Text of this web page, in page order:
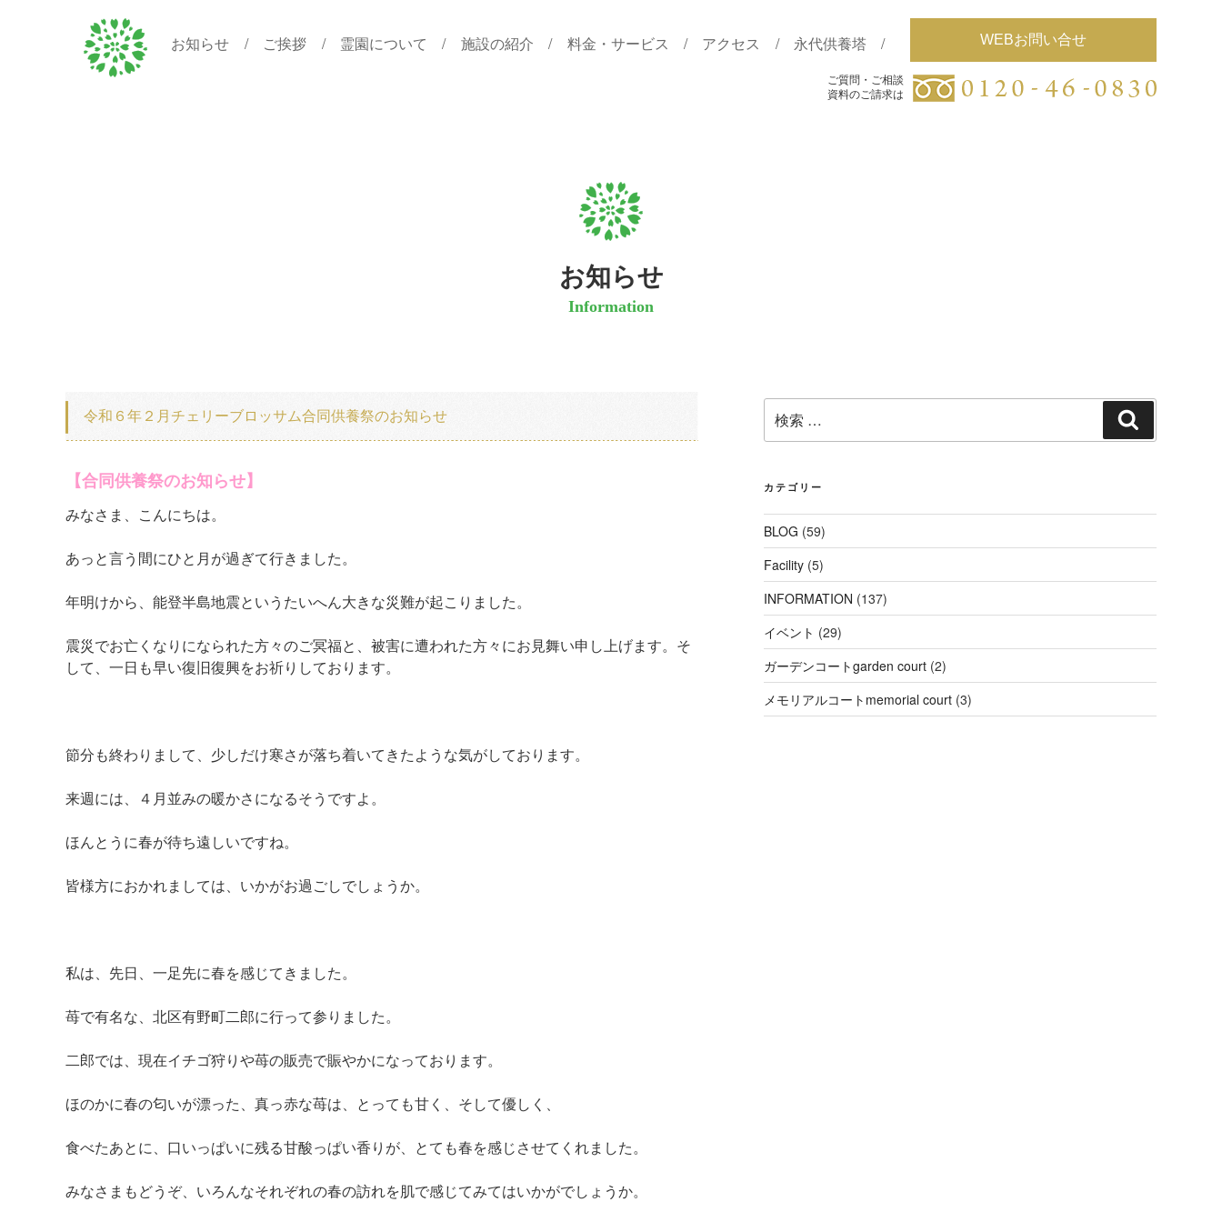
お知らせ ご挨拶 霊園について 施設の紹介 料金・サービス アクセス 永代供養塔 WEBお問い合せ
ご質問・ご相談
資料のご請求は
ご質問・ご相談
資料のご請求は
お知らせ
Information
令和６年２月チェリーブロッサム合同供養祭のお知らせ
【合同供養祭のお知らせ】
みなさま、こんにちは。
あっと言う間にひと月が過ぎて行きました。
年明けから、能登半島地震というたいへん大きな災難が起こりました。
震災でお亡くなりになられた方々のご冥福と、被害に遭われた方々にお見舞い申し上げます。そ
して、一日も早い復旧復興をお祈りしております。
節分も終わりまして、少しだけ寒さが落ち着いてきたような気がしております。
来週には、４月並みの暖かさになるそうですよ。
ほんとうに春が待ち遠しいですね。
皆様方におかれましては、いかがお過ごしでしょうか。
私は、先日、一足先に春を感じてきました。
苺で有名な、北区有野町二郎に行って参りました。
二郎では、現在イチゴ狩りや苺の販売で賑やかになっております。
ほのかに春の匂いが漂った、真っ赤な苺は、とっても甘く、そして優しく、
食べたあとに、口いっぱいに残る甘酸っぱい香りが、とても春を感じさせてくれました。
みなさまもどうぞ、いろんなそれぞれの春の訪れを肌で感じてみてはいかがでしょうか。
索:
索
カテゴリー
BLOG (59)
Facility (5)
INFORMATION (137)
イベント (29)
ガーデンコートgarden court (2)
メモリアルコートmemorial court (3)